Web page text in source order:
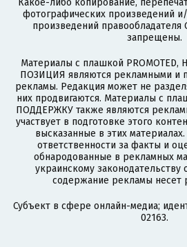
Какое-либо копирование,
фотографических произведений
произведений правообладателя
запрещены.
Материалы с плашкой
ПОЗИЦИЯ являются рекламными и
рекламы. Редакция может не
них продвигаются. Материалы с
ПОДДЕРЖКУ также являются
участвует в подготовке этого
высказанные в этих
ответственности за факты и
обнародованные в рекламных
украинскому законодательству
содержание рекламы несет
Субъект в сфере онлайн-медиа;
02163.